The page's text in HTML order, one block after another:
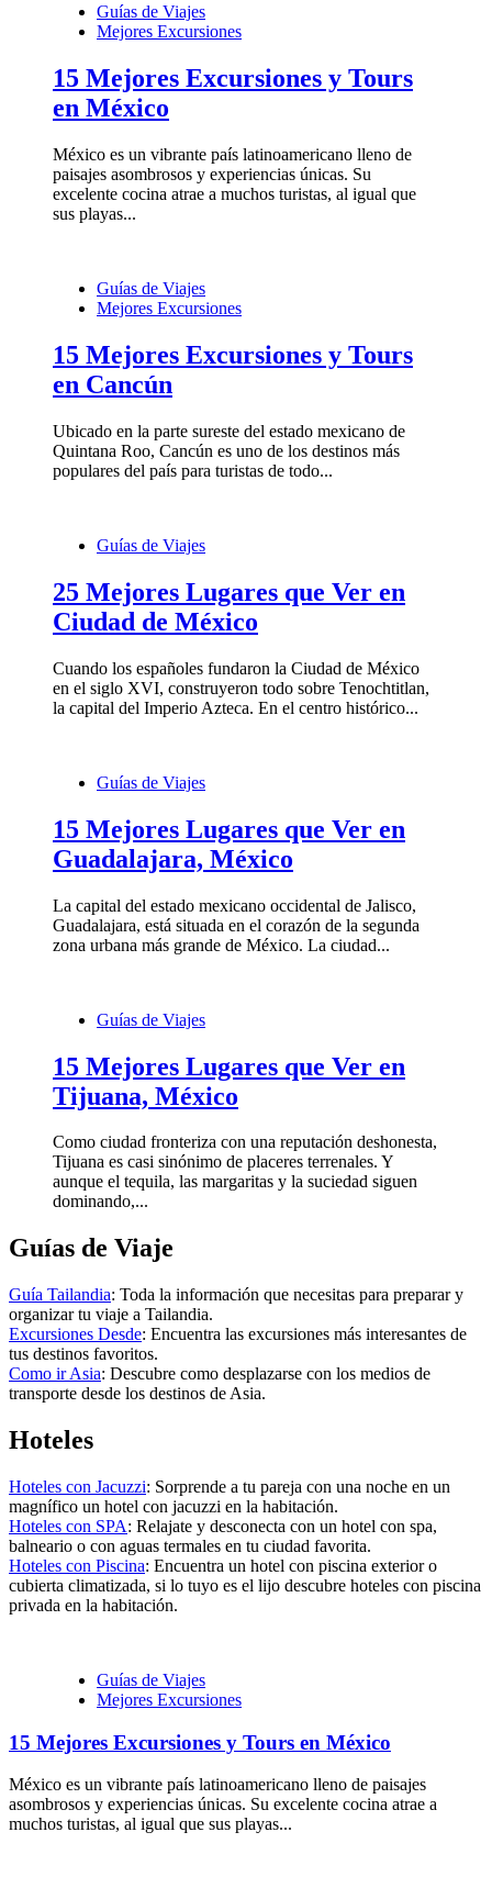
Guías de Viajes
Mejores Excursiones
15 Mejores Excursiones y Tours
en México
México es un vibrante país latinoamericano lleno de
paisajes asombrosos y experiencias únicas. Su
excelente cocina atrae a muchos turistas, al igual que
sus playas...
Guías de Viajes
Mejores Excursiones
15 Mejores Excursiones y Tours
en Cancún
Ubicado en la parte sureste del estado mexicano de
Quintana Roo, Cancún es uno de los destinos más
populares del país para turistas de todo...
Guías de Viajes
25 Mejores Lugares que Ver en
Ciudad de México
Cuando los españoles fundaron la Ciudad de México
en el siglo XVI, construyeron todo sobre Tenochtitlan,
la capital del Imperio Azteca. En el centro histórico...
Guías de Viajes
15 Mejores Lugares que Ver en
Guadalajara, México
La capital del estado mexicano occidental de Jalisco,
Guadalajara, está situada en el corazón de la segunda
zona urbana más grande de México. La ciudad...
Guías de Viajes
15 Mejores Lugares que Ver en
Tijuana, México
Como ciudad fronteriza con una reputación deshonesta,
Tijuana es casi sinónimo de placeres terrenales. Y
aunque el tequila, las margaritas y la suciedad siguen
dominando,...
Guías de Viaje
Guía Tailandia: Toda la información que necesitas para preparar y
organizar tu viaje a Tailandia.
Excursiones Desde: Encuentra las excursiones más interesantes de
tus destinos favoritos.
Como ir Asia: Descubre como desplazarse con los medios de
transporte desde los destinos de Asia.
Hoteles
Hoteles con Jacuzzi: Sorprende a tu pareja con una noche en un
magnífico un hotel con jacuzzi en la habitación.
Hoteles con SPA: Relajate y desconecta con un hotel con spa,
balneario o con aguas termales en tu ciudad favorita.
Hoteles con Piscina: Encuentra un hotel con piscina exterior o
cubierta climatizada, si lo tuyo es el lijo descubre hoteles con piscina
privada en la habitación.
Guías de Viajes
Mejores Excursiones
15 Mejores Excursiones y Tours en México
México es un vibrante país latinoamericano lleno de paisajes
asombrosos y experiencias únicas. Su excelente cocina atrae a
muchos turistas, al igual que sus playas...